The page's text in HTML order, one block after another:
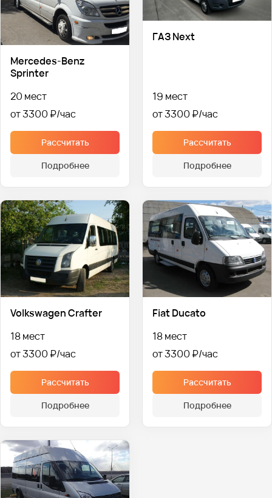
Mercedes-Benz
Sprinter
20 мест
от 3300 ₽
Рассчитать
Подробнее
ГАЗ Next
19 мест
от 3300 ₽
Рассчитать
Подробнее
Volkswagen Crafter
18 мест
от 3300 ₽
Рассчитать
Подробнее
Fiat Ducato
18 мест
от 3300 ₽
Рассчитать
Подробнее